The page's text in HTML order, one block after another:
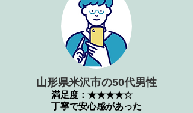
山形県米沢市の50代男性
満足度：★★★★☆
丁寧で安心感があった